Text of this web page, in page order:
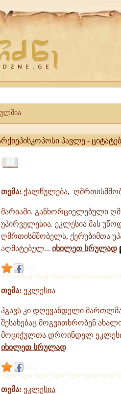
პავლე -
გამონათქვამები
თემა: ქალწულება,
მარიამი, განხორციელებული
უპირველესია. ეკლესია მას
ღმრთისმშობელს, ქერუბიმთა
აღმატებულ... იხილეთ სრულად
თემა: ეკლესია
ჰგავს კი დღევანდელი
შესახებაც მოგვითხრობენ
მოციქულთა დროინდელ
იხილეთ სრულად
თემა: ეკლესია